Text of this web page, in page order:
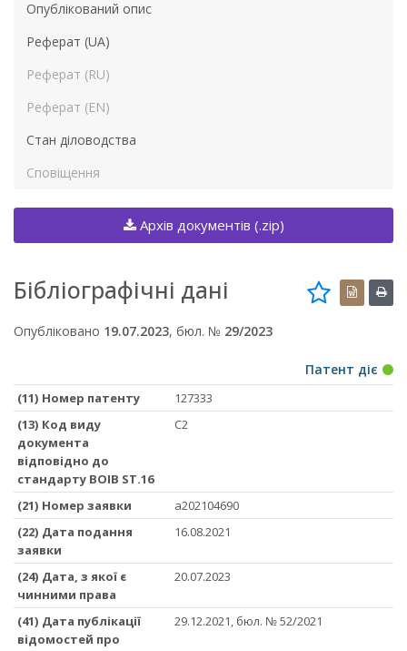
Опублікований опис
Реферат (UA)
Реферат (RU)
Реферат (EN)
Стан діловодства
Сповіщення
Архів документів (.zip)
Бібліографічні дані
Опубліковано 19.07.2023, бюл. № 29/2023
Патент діє
(11) Номер патенту
127333
(13) Код виду
документа
відповідно до
стандарту ВОІВ ST.16
C2
(21) Номер заявки
a202104690
(22) Дата подання
заявки
16.08.2021
(24) Дата, з якої є
чинними права
20.07.2023
(41) Дата публікації
відомостей про
29.12.2021, бюл. № 52/2021